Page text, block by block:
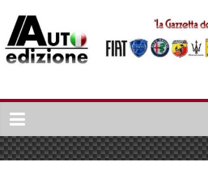
naar
inhoud
Auto
Edizione
La
Gazetta